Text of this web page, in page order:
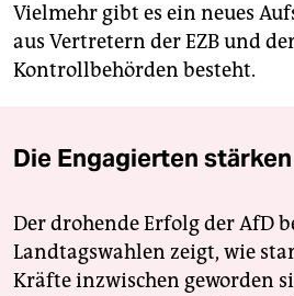
Vielmehr gibt es ein neues
aus Vertretern der EZB und
Kontrollbehörden besteht.
Die Engagierten stärken
Der drohende Erfolg der AfD
Landtagswahlen zeigt, wie
Kräfte inzwischen geworden